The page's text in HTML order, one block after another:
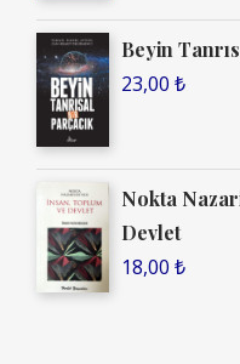
Beyin
23,00 ₺
Nokta
Devlet
18,00 ₺